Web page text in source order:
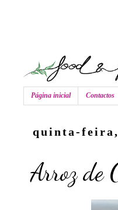
Página inicial Contactos
quinta-feira,
Arroz de